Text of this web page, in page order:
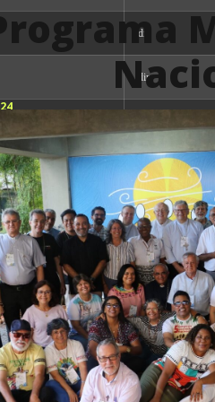
dir
dir
dir
dir
dir
dir
dir
dir